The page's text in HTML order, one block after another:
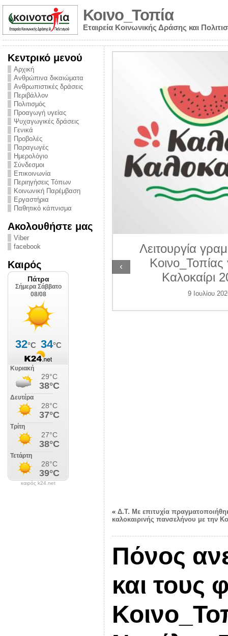
Κοινο_Τοπία
Εταιρεία Κοινωνικής Δράσης και
Κεντρικό μενού
Αρχική
Ανθρώπινα δικαιώματα
Ανθρωπιστικές δράσεις
Περιβάλλον
Πολιτισμός
Προαγωγή υγείας
Ψυχαγωγικές δράσεις
Γενικά
Προβολές
Παραγωγές
Ημερολόγιο
Σύνδεσμοι
Επικοινωνία
Περιηγήσεις Τόπων
Κοινωνική Παρέμβαση
Εργαστήρια
Παθητικό κάπνισμα
Ακολουθήστε μας
Viber
facebook
Καιρός
καιρός k24.net
από την
την ημέρα
και
στο
2026
Λειτουργία
Κοινο_Τοπίας
Καλοκαίρι
9 Ιουλίου
‹
« Δ.Τ. Με επιτυχία
καλοκαιρινής πανσελήνου με την
Πόνος
και τους